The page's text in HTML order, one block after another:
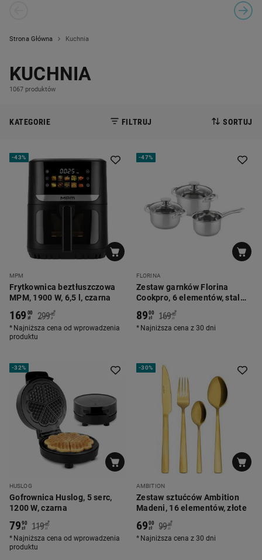
CAROUSEL NAVIGATION
Strona Główna Kuchnia
KUCHNIA
1067 produktów
KATEGORIE FILTRUJ SORTUJ
-43%
MPM
Frytkownica beztłuszczowa
MPM, 1900 W, 6,5 l, czarna
169 00
zł 299 00
zł
*
Najniższa cena od wprowadzenia
produktu
-47%
FLORINA
Zestaw garnków Florina
Cookpro, 6 elementów, stal
nierdzewna
8900
zł 169 00
zł
*
Najniższa cena z 30 dni
-32%
HUSLOG
Gofrownica Huslog, 5 serc,
1200 W, czarna
7990
zł 119 00
zł
*
Najniższa cena od wprowadzenia
produktu
-30%
AMBITION
Zestaw sztućców Ambition
Madeni, 16 elementów, złote
6900
zł 99 00
zł
*
Najniższa cena z 30 dni